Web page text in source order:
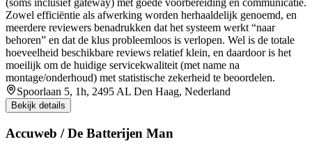
Zowel efficiëntie als afwerking worden herhaaldelijk genoemd, en
meerdere reviewers benadrukken dat het systeem werkt “naar
behoren” en dat de klus probleemloos is verlopen. Wel is de totale
hoeveelheid beschikbare reviews relatief klein, en daardoor is het
moeilijk om de huidige servicekwaliteit (met name na
montage/onderhoud) met statistische zekerheid te beoordelen.
Spoorlaan 5, 1h, 2495 AL Den Haag, Nederland
Bekijk details
Accuweb / De Batterijen Man